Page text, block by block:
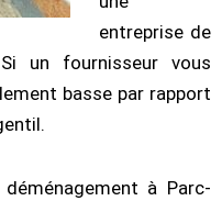
entreprise de
un fournisseur vous
basse par rapport
à Parc-